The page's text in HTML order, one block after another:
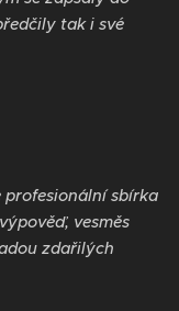
tak i své
profesionální sbírka
vesměs
zdařilých